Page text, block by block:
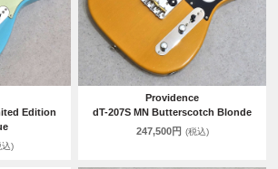
Edition
込)
Providence
dT-207S MN Butterscotch Blonde
247,500円 (税込)